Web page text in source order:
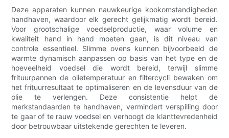
Deze apparaten kunnen nauwkeurige kookomstandigheden
handhaven, waardoor elk gerecht gelijkmatig wordt bereid.
Voor grootschalige voedselproductie, waar volume en
kwaliteit hand in hand moeten gaan, is dit niveau van
controle essentieel. Slimme ovens kunnen bijvoorbeeld de
warmte dynamisch aanpassen op basis van het type en de
hoeveelheid voedsel die wordt bereid, terwijl slimme
frituurpannen de olietemperatuur en filtercycli bewaken om
het frituurresultaat te optimaliseren en de levensduur van de
olie te verlengen. Deze consistentie helpt de
merkstandaarden te handhaven, vermindert verspilling door
te gaar of te rauw voedsel en verhoogt de klanttevredenheid
door betrouwbaar uitstekende gerechten te leveren.